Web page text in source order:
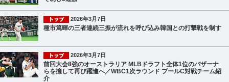
2026年3月7日
種市篤暉の三者連続三振が流れを呼び込み韓国との打撃戦を制す
2026年3月7日
前回大会8強のオーストラリア MLBドラフト全体1位のバザーナ
らを擁して再び躍進へ／WBC1次ラウンド プールC対戦チーム紹
介